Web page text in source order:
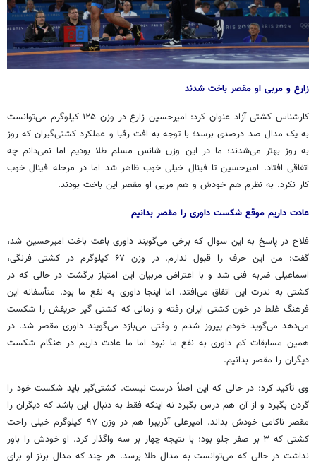
زارع و مربی او مقصر باخت شدند
کارشناس کشتی آزاد عنوان کرد: امیرحسین زارع در وزن ۱۲۵ کیلوگرم می‌توانست
به یک مدال صد درصدی برسد؛ با توجه به افت رقبا و عملکرد کشتی‌گیران که روز
به روز بهتر می‌شدند؛ ما در این وزن شانس مسلم طلا بودیم اما نمی‌دانم چه
اتفاقی افتاد. امیرحسین تا فینال خیلی خوب ظاهر شد اما در مرحله فینال خوب
کار نکرد. به نظرم هم خودش و هم مربی او مقصر این باخت بودند.
عادت داریم موقع شکست داوری را مقصر بدانیم
فلاح در پاسخ به این سوال که برخی می‌گویند داوری باعث باخت امیرحسین شد،
گفت: من این حرف را قبول ندارم. در وزن ۶۷ کیلوگرم در کشتی فرنگی،
اسماعیلی ضربه فنی شد و با اعتراض مربیان این امتیاز برگشت در حالی که در
کشتی به ندرت این اتفاق می‌افتد. اما اینجا داوری به نفع ما بود. متأسفانه این
فرهنگ غلط در خون کشتی ایران رفته و زمانی که کشتی گیر حریفش را شکست
می‌دهد می‌گوید خودم پیروز شدم و وقتی می‌بازد می‌گویند داوری مقصر شد. در
همین مسابقات کم داوری به نفع ما نبود اما ما عادت داریم در هنگام شکست
دیگران را مقصر بدانیم.
وی تأکید کرد: در حالی که این اصلاً درست نیست. کشتی‌گیر باید شکست خود را
گردن بگیرد و از آن هم درس بگیرد نه اینکه فقط به دنبال این باشد که دیگران را
مقصر ناکامی خودش بداند. امیرعلی آذرپیرا هم در وزن ۹۷ کیلوگرم خیلی راحت
کشتی که ۳ بر صفر جلو بود؛ با نتیجه چهار بر سه واگذار کرد. او خودش را باور
نداشت در حالی که می‌توانست به مدال طلا برسد. هر چند که مدال برنز او برای